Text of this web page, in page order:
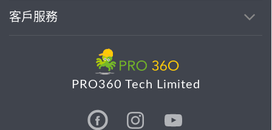
客戶服務
PRO360 Tech Limited